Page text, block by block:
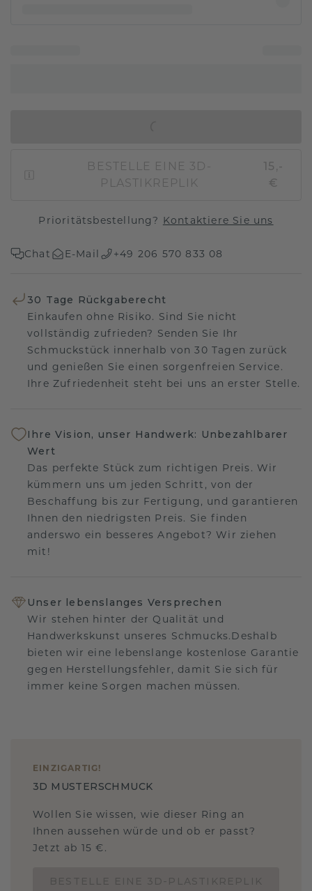
BESTELLE EINE 3D-
PLASTIKREPLIK
15,-
€
Prioritätsbestellung? Kontaktiere Sie uns
Chat E-Mail +49 206 570 833 08
30 Tage Rückgaberecht
Einkaufen ohne Risiko. Sind Sie nicht
vollständig zufrieden? Senden Sie Ihr
Schmuckstück innerhalb von 30 Tagen zurück
und genießen Sie einen sorgenfreien Service.
Ihre Zufriedenheit steht bei uns an erster Stelle.
Ihre Vision, unser Handwerk: Unbezahlbarer
Wert
Das perfekte Stück zum richtigen Preis. Wir
kümmern uns um jeden Schritt, von der
Beschaffung bis zur Fertigung, und garantieren
Ihnen den niedrigsten Preis. Sie finden
anderswo ein besseres Angebot? Wir ziehen
mit!
Unser lebenslanges Versprechen
Wir stehen hinter der Qualität und
Handwerkskunst unseres Schmucks.Deshalb
bieten wir eine lebenslange kostenlose Garantie
gegen Herstellungsfehler, damit Sie sich für
immer keine Sorgen machen müssen.
EINZIGARTIG !
3D MUSTERSCHMUCK
Wollen Sie wissen, wie dieser Ring an
Ihnen aussehen würde und ob er passt?
Jetzt ab 15 €.